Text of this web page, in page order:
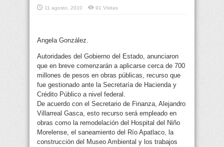
11 agosto, 2010 91 Visitas
Angela González.
Autoridades del Gobierno del Estado, anunciaron
que en breve comenzarán a aplicarse cerca de 700
millones de pesos en obras públicas, recurso que
fue gestionado ante la Secretaría de Hacienda y
Crédito Público a nivel federal.
De acuerdo con el Secretario de Finanza, Alejandro
Villarreal Gasca, esto recurso será empleado en
obras como la remodelación del Hospital del Niño
Morelense, el saneamiento del Río Apatlaco, la
construcción del Museo Ambiental y los trabajos